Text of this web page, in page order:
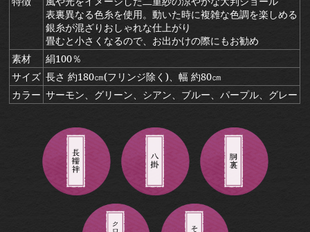
表裏異なる色糸を使用。動いた時に複雑な色調を楽しめる
銀糸が混ざりおしゃれな仕上がり
畳むと小さくなるので、お出かけの際にもお勧め
素材
絹100％
サイズ 長さ 約180㎝(フリンジ除く)、幅 約80㎝
カラー サーモン、グリーン、シアン、ブルー、パープル、グレー